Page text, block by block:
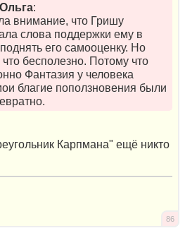
Ольга:
внимание, что Гришу
слова поддержки ему в
его самооценку. Но
бесполезно. Потому что
Фантазия у человека
благие поползновения были
Карпмана" ещё никто
86